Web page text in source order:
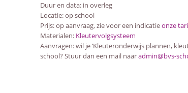
Duur en data: in overleg
Locatie: op school
Prijs: op aanvraag, zie voor een indicatieonze
Materialen: Kleutervolgsysteem
Aanvragen: wil je ‘Kleuteronderwijs plannen,
school? Stuur dan een mail naaradmin@bvs-